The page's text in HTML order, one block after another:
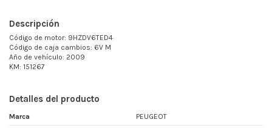
Descripción
Código de motor: 9HZDV6TED4
Código de caja cambios: 6V M
Año de vehículo: 2009
KM: 151267
Detalles del producto
Marca PEUGEOT